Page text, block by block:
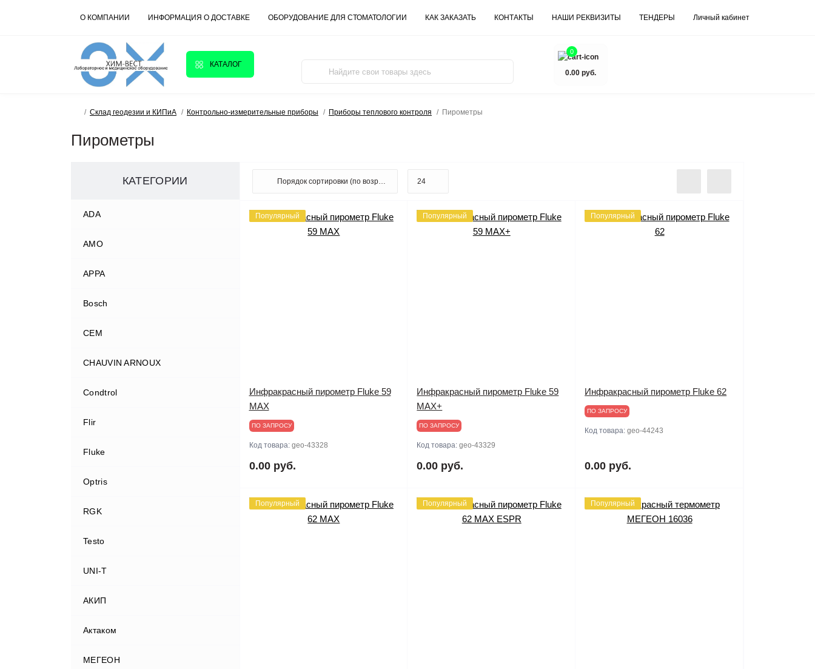
О КОМПАНИИ ИНФОРМАЦИЯ О ДОСТАВКЕ ОБОРУДОВАНИЕ ДЛЯ СТОМАТОЛОГИИ КАК ЗАКАЗАТЬ КОНТАКТЫ НАШИ РЕКВИЗИТЫ ТЕНДЕРЫ Личный кабинет
КАТАЛОГ
0
0.00 руб.
Склад геодезии и КИПиА Контрольно-измерительные приборы Приборы теплового контроля Пирометры
Пирометры
КАТЕГОРИИ
ADA
AMO
APPA
Bosch
CEM
CHAUVIN ARNOUX
Condtrol
Flir
Fluke
Optris
RGK
Testo
UNI-T
АКИП
Актаком
МЕГЕОН
Популярный
Инфракрасный пирометр Fluke 59
MAX
ПО ЗАПРОСУ
Код товара: geo-43328
0.00 руб.
Популярный
Инфракрасный пирометр Fluke 59
MAX+
ПО ЗАПРОСУ
Код товара:geo-43329
0.00 руб.
Популярный
Инфракрасный пирометр Fluke 62
ПО ЗАПРОСУ
Код товара:geo-44243
0.00 руб.
Популярный Популярный Популярный